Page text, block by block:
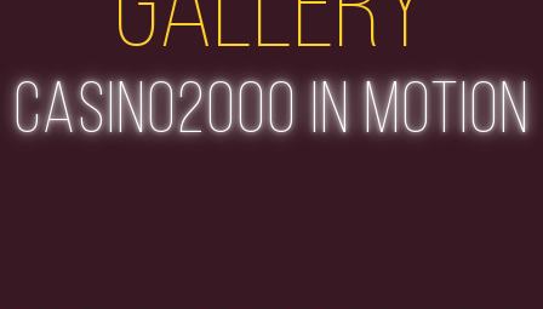
casino2000 in motion